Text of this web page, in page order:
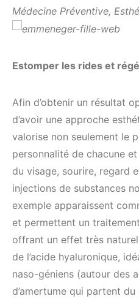
Médecine Préventive,
Estomper les rides et
Afin d’obtenir un résultat
d’avoir une approche
valorise non seulement le
personnalité de chacune
du visage, sourire, regard
injections de substances
exemple apparaissent
et permettent un
offrant un effet très
de l’acide hyaluronique,
naso-géniens (autour des
d’amertume qui partent